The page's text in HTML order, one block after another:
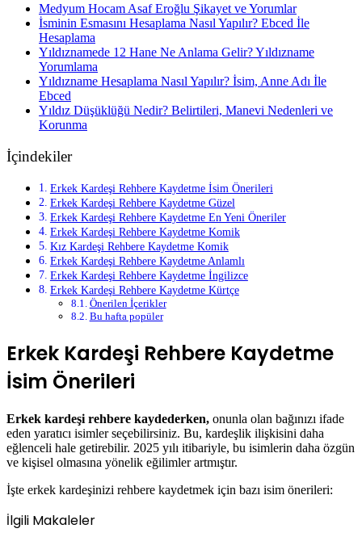
Medyum Hocam Asaf Eroğlu Şikayet ve Yorumlar
İsminin Esmasını Hesaplama Nasıl Yapılır? Ebced İle
Hesaplama
Yıldıznamede 12 Hane Ne Anlama Gelir? Yıldızname
Yorumlama
Yıldızname Hesaplama Nasıl Yapılır? İsim, Anne Adı İle
Ebced
Yıldız Düşüklüğü Nedir? Belirtileri, Manevi Nedenleri ve
Korunma
İçindekiler
Erkek Kardeşi Rehbere Kaydetme İsim Önerileri
Erkek Kardeşi Rehbere Kaydetme Güzel
Erkek Kardeşi Rehbere Kaydetme En Yeni Öneriler
Erkek Kardeşi Rehbere Kaydetme Komik
Kız Kardeşi Rehbere Kaydetme Komik
Erkek Kardeşi Rehbere Kaydetme Anlamlı
Erkek Kardeşi Rehbere Kaydetme İngilizce
Erkek Kardeşi Rehbere Kaydetme Kürtçe
Önerilen İçerikler
Bu hafta popüler
Erkek Kardeşi Rehbere Kaydetme
İsim Önerileri
Erkek kardeşi rehbere kaydederken, onunla olan bağınızı ifade
eden yaratıcı isimler seçebilirsiniz. Bu, kardeşlik ilişkisini daha
eğlenceli hale getirebilir. 2025 yılı itibariyle, bu isimlerin daha özgün
ve kişisel olmasına yönelik eğilimler artmıştır.
İşte erkek kardeşinizi rehbere kaydetmek için bazı isim önerileri:
İlgili Makaleler